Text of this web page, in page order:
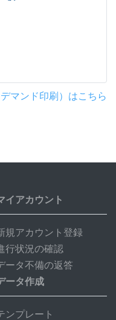
マンド印刷）はこちら
イアカウント
規アカウント登録
行状況の確認
ータ不備の返答
ータ作成
ンプレート